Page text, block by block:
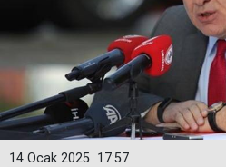
17:57
14 Ocak 2025